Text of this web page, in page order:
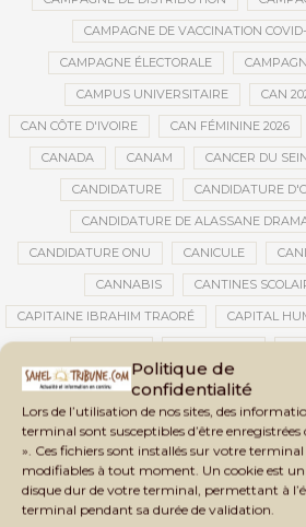
Politique de
confidentialité
Lors de l’utilisation de nos sites, des
terminal sont susceptibles d’être enregistrées
». Ces fichiers sont installés sur votre
modifiables à tout moment. Un cookie est
disque dur de votre terminal, permettant à
terminal pendant sa durée de validation.
CAMPAGNE DE VACCINATION
CAMPAGNE ÉLECTORALE
CAMPUS UNIVERSITAIRE CAN
CAN CÔTE D'IVOIRE CAN FÉMININE 2026
CANADA CANAM CANCER DU
CANDIDATURE CANDIDATURE
CANDIDATURE DE ALASSANE
CANDIDATURE ONU CANICULE
CANNABIS CANTINES
CAPITAINE IBRAHIM TRAORÉ CAPITAL
CARTE D’IDENTITÉ BIOMÉTRIQUE CARTE
CASABLANCA CATASTROPHE
CATASTROPHES CLIMATIQUES
CAUTION 10 000 DOLLARS CAUTION DE
CÉDÉAO CEDEAO CEI